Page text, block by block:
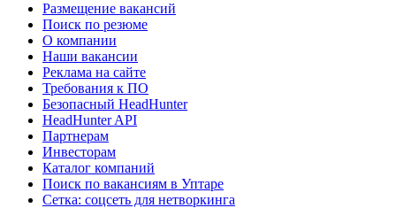
Размещение вакансий
Поиск по резюме
О компании
Наши вакансии
Реклама на сайте
Требования к ПО
Безопасный HeadHunter
HeadHunter API
Партнерам
Инвесторам
Каталог компаний
Поиск по вакансиям в Уптаре
Сетка: соцсеть для нетворкинга